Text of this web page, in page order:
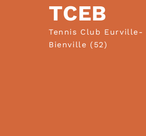
TCEB
Tennis Club Eurville-
Bienville (52)